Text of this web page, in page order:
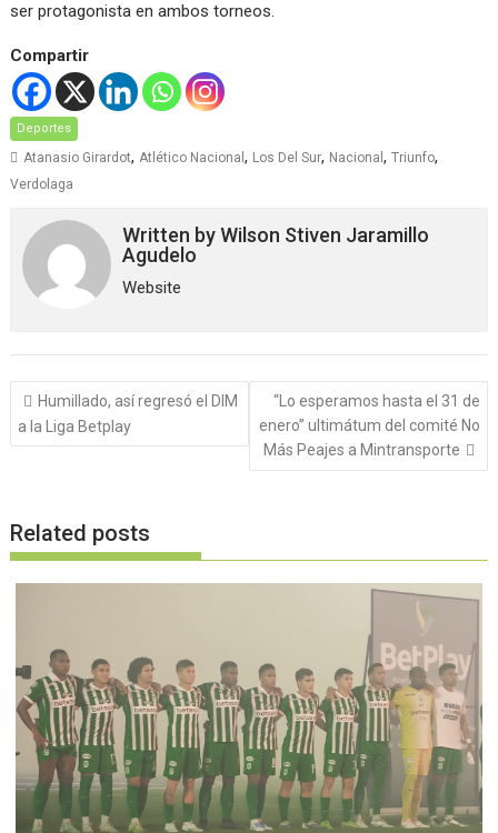
ser protagonista en ambos torneos.
Compartir
Deportes
Atanasio Girardot,Atlético Nacional, Los Del Sur, Nacional,Triunfo,
Verdolaga
Written byWilson Stiven Jaramillo
Agudelo
Website
Navegación
de
entradas
Humillado, así regresó el DIM
a la Liga Betplay
“Lo esperamos hasta el 31 de
enero” ultimátum del comité No
Más Peajes a Mintransporte
Related posts